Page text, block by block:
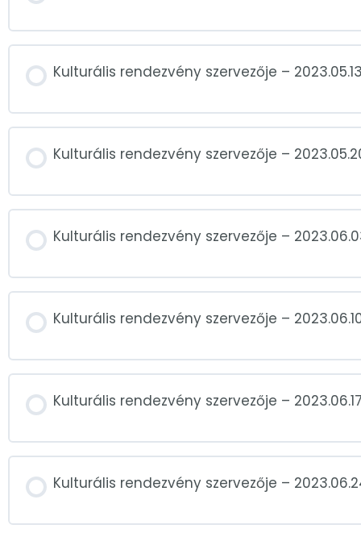
Kulturális rendezvény szervezője –
Kulturális rendezvény szervezője –
Kulturális rendezvény szervezője –
Kulturális rendezvény szervezője –
Kulturális rendezvény szervezője –
Kulturális rendezvény szervezője –